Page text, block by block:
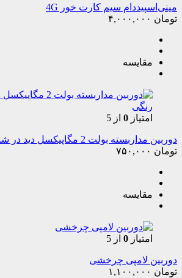
مینی‌اسپیددام سیم کارت خور 4G
تومان
مقایسه
امتیاز 0 از 5
دوربین مداربسته بولت 2 مگاپیکسل دید در شب رنگی
تومان
مقایسه
امتیاز 0 از 5
دوربین لامپی چرخشی
تومان